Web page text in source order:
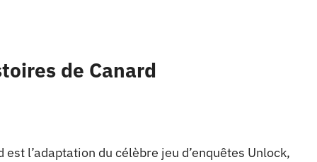
de Canard
l’adaptation du célèbre jeu d’enquêtes Unlock,